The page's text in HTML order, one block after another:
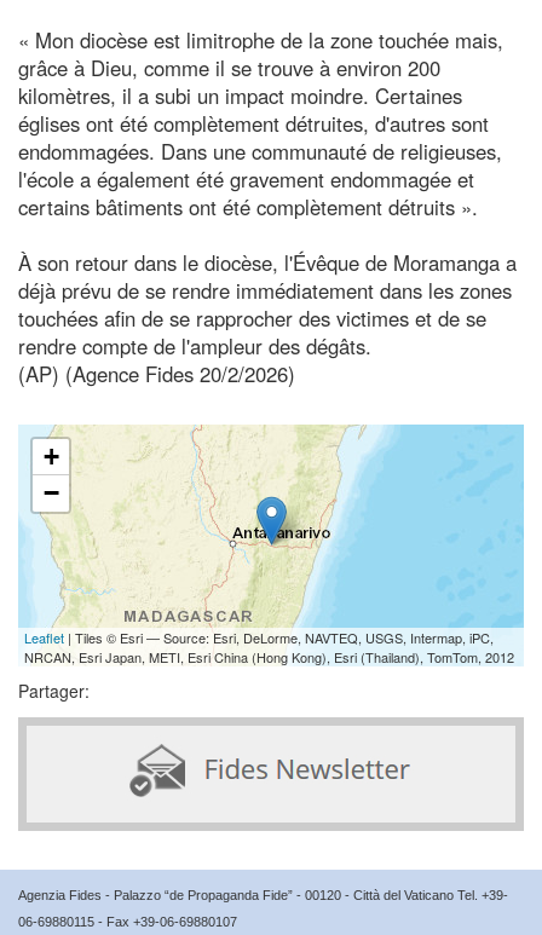
« Mon diocèse est limitrophe de la zone touchée mais,
grâce à Dieu, comme il se trouve à environ 200
kilomètres, il a subi un impact moindre. Certaines
églises ont été complètement détruites, d'autres sont
endommagées. Dans une communauté de religieuses,
l'école a également été gravement endommagée et
certains bâtiments ont été complètement détruits ».
À son retour dans le diocèse, l'Évêque de Moramanga a
déjà prévu de se rendre immédiatement dans les zones
touchées afin de se rapprocher des victimes et de se
rendre compte de l'ampleur des dégâts.
(AP) (Agence Fides 20/2/2026)
+
−
Leaflet | Tiles © Esri — Source: Esri, DeLorme, NAVTEQ, USGS, Intermap, iPC,
NRCAN, Esri Japan, METI, Esri China (Hong Kong), Esri (Thailand), TomTom, 2012
Partager:
Agenzia Fides - Palazzo “de Propaganda Fide” - 00120 - Città del Vaticano Tel. +39-
06-69880115 - Fax +39-06-69880107